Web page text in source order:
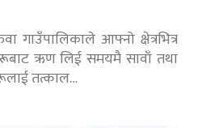
गाउँपालिकाले आफ्नो क्षेत्रभित्र
ऋण लिई समयमै सावाँ तथा
तत्काल…